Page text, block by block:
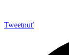
Tweetnuť